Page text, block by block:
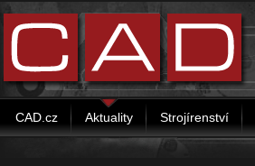
CAD.cz Aktuality Strojírenství